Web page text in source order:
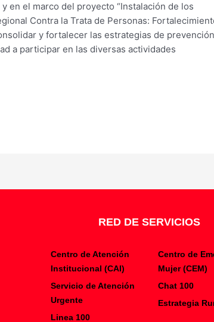
en el marco del proyecto “Instalación de los
Contra la Trata de Personas:
y fortalecer las estrategias de
a participar en las diversas actividades
RED DE SERVICIOS
Centro de Atención
Institucional (CAI)
Servicio de Atención
Urgente
Linea 100
Centro de
Mujer (CEM)
Chat 100
Estrategia